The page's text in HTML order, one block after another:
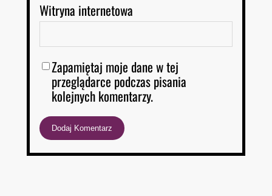
Witryna internetowa
Zapamiętaj moje dane w tej
przeglądarce podczas pisania
kolejnych komentarzy.